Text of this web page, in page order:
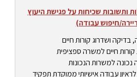
ותשובות שכיחות על פגישת היעוץ
חיפוש עבודה)
בדיקה ושדרוג קורות חיים
חיים למשרה ספציפית
נכונה למשרות הנכונות
עבודה אישיותי ממוקדת תפקיד